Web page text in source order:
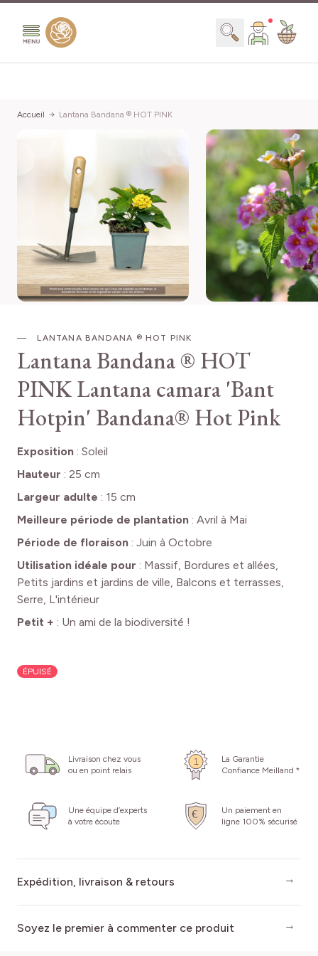
Chercher
Accueil Lantana Bandana ® HOT PINK
LANTANA BANDANA ® HOT PINK
Lantana Bandana ® HOT
PINKLantana camara 'Bant
Hotpin' Bandana® Hot Pink
Exposition : Soleil
Hauteur : 25 cm
Largeur adulte : 15 cm
Meilleure période de plantation : Avril à Mai
Période de floraison : Juin à Octobre
Utilisation idéale pour : Massif, Bordures et allées,
Petits jardins et jardins de ville, Balcons et terrasses,
Serre, L'intérieur
Petit + : Un ami de la biodiversité !
ÉPUISÉ
Livraison chez vous
ou en point relais
La Garantie
Confiance Meilland *
Une équipe d’experts
à votre écoute
Un paiement en
ligne 100% sécurisé
Expédition, livraison & retours
Soyez le premier à commenter ce produit